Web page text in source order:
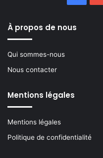
À propos de nous
Qui sommes-nous
Nous contacter
Mentions légales
Mentions légales
Politique de confidentialité